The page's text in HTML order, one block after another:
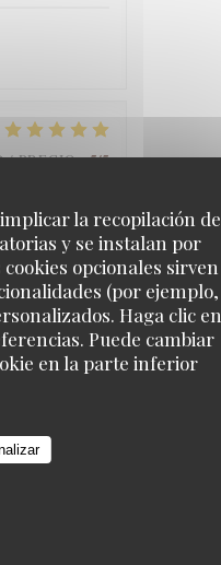
la recopilación de
y se instalan por
opcionales sirven
(por ejemplo,
Haga clic en
Puede cambiar
en la parte inferior
/ PRECIO: 5/5
/ PRECIO: 5 /5
nous